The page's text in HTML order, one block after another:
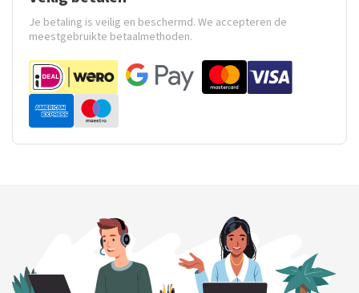
Je betaling is veilig en beschermd. We accepteren de
meestgebruikte betaalmethoden.